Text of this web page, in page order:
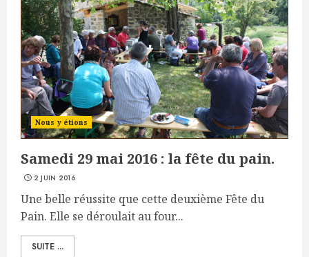
Nous y étions
Samedi 29 mai 2016 : la fête du pain.
2 JUIN 2016
Une belle réussite que cette deuxième Fête du
Pain. Elle se déroulait au four...
SUITE ...